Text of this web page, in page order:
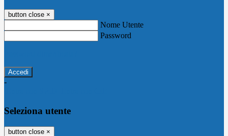
button close ×
Nome Utente
Password
-
Seleziona utente
button close ×